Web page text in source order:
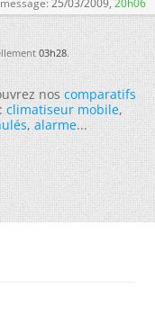
25/03/2009, 20h06
03h28.
noscomparatifs
climatiseur mobile,
,alarme...